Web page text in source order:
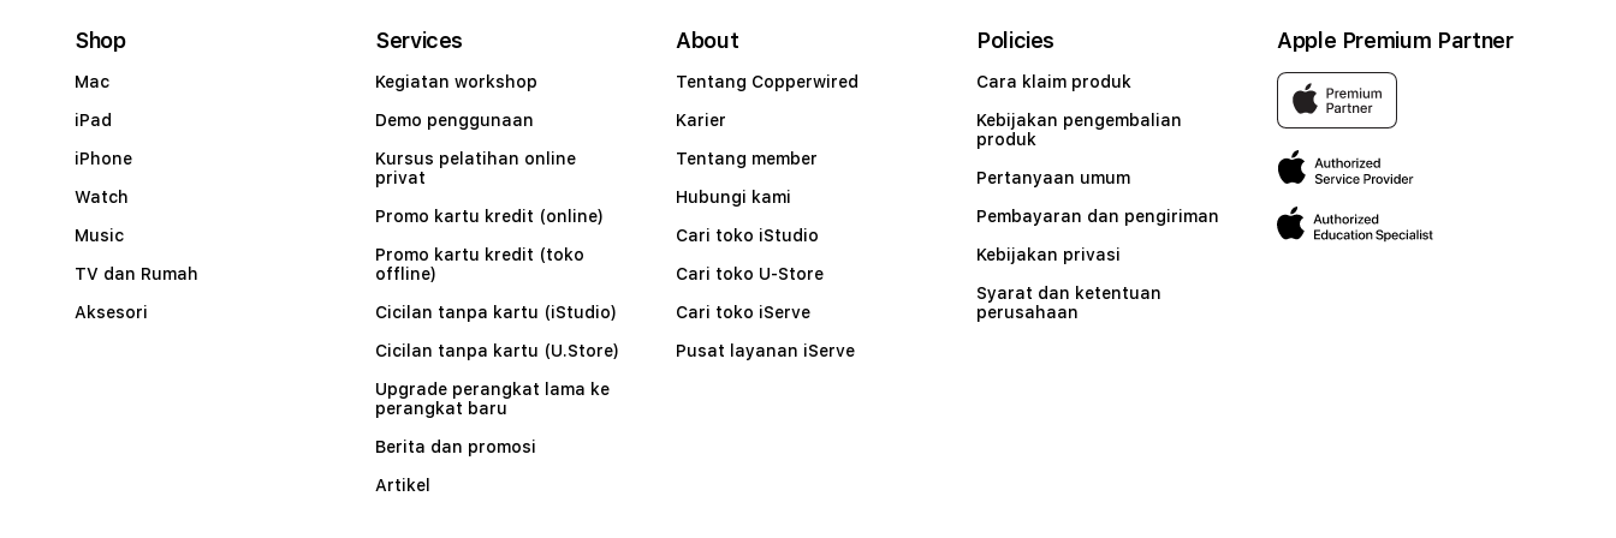
Shop
Mac
iPad
iPhone
Watch
Music
TV dan Rumah
Aksesori
Services
Kegiatan workshop
Demo penggunaan
Kursus pelatihan online
privat
Promo kartu kredit (online)
Promo kartu kredit (toko
offline)
Cicilan tanpa kartu (iStudio)
Cicilan tanpa kartu (U.Store)
Upgrade perangkat lama ke
perangkat baru
Berita dan promosi
Artikel
About
Tentang Copperwired
Karier
Tentang member
Hubungi kami
Cari toko iStudio
Cari toko U-Store
Cari toko iServe
Pusat layanan iServe
Policies
Cara klaim produk
Kebijakan pengembalian
produk
Pertanyaan umum
Pembayaran dan pengiriman
Kebijakan privasi
Syarat dan ketentuan
perusahaan
Apple Premium Partner